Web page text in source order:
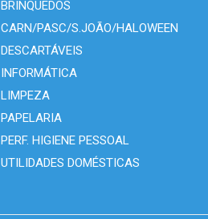
BRINQUEDOS
CARN/PASC/S.JOÃO/HALOWEEN
DESCARTÁVEIS
INFORMÁTICA
LIMPEZA
PAPELARIA
PERF. HIGIENE PESSOAL
UTILIDADES DOMÉSTICAS